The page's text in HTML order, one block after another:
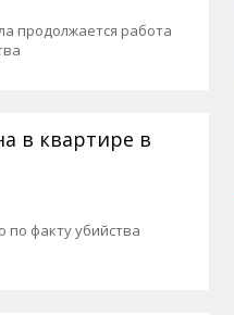
продолжается работа
в квартире в
по факту убийства